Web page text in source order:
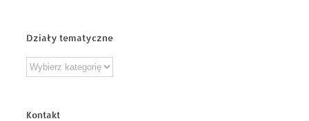
Działy tematyczne
Działy
tematyczne
Kontakt